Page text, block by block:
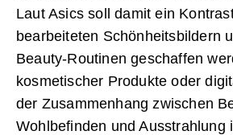
Laut Asics soll damit ein
bearbeiteten Schönheitsbildern
Beauty-Routinen geschaffen
kosmetischer Produkte oder
der Zusammenhang zwischen
Wohlbefinden und Ausstrahlung